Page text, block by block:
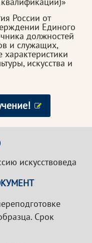
России от
Единого
должностей
и служащих,
искусства и
искусствоведа
Срок